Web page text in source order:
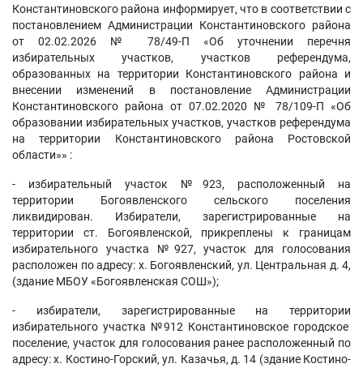
Константиновского района информирует, что в соответствии с
постановлением Администрации Константиновского района
от 02.02.2026 № 78/49-П «Об уточнении перечня
избирательных участков, участков референдума,
образованных на территории Константиновского района и
внесении изменений в постановление Администрации
Константиновского района от 07.02.2020 № 78/109-П «Об
образовании избирательных участков, участков референдума
на территории Константиновского района Ростовской
области»» :
- избирательный участок №923, расположенный на
территории Богоявленского сельского поселения
ликвидирован. Избиратели, зарегистрированные на
территории ст. Богоявленской, прикреплены к границам
избирательного участка №927, участок для голосования
расположен по адресу: х. Богоявленский, ул. Центральная д. 4,
(здание МБОУ «Богоявленская СОШ»);
- избиратели, зарегистрированные на территории
избирательного участка №912 Константиновское городское
поселение, участок для голосования ранее расположенный по
адресу: х. Костино-Горский, ул. Казачья, д. 14 (здание Костино-